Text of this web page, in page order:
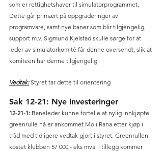
som er rettighetshaver til simulatorprogrammet.
Dette går primært på oppgraderinger av
programvare, samt nye baner som blir tilgjengelig,
support m.v. Sigmund Kjelstad skulle sørge for at
leder av simulatorkomité får denne oversendt, slik at
komiteen har denne tilgjengelig.
Vedtak: Styret tar dette til orientering
Sak 12-21: Nye investeringer
12-21-1: Baneleder kunne fortelle at nylig innkjøpte
greenrulle nå er ankommet Mo i Rana etter kjøp i
tråd med tidligere vedtak gjort i styret. Greenrullen
kostet klubben 57 000,- eks mva. I tillegg kommer